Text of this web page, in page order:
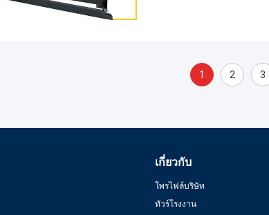
1 2 3
เกี่ยวกับ
โพรไฟล์บริษัท
ทัวร์โรงงาน